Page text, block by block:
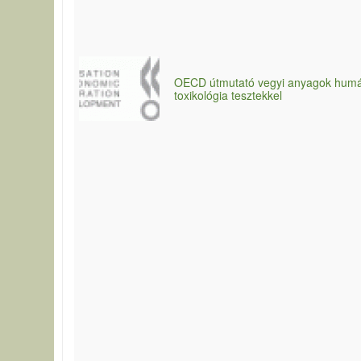
OECD útmutató vegyi anyagok
toxikológia tesztekkel